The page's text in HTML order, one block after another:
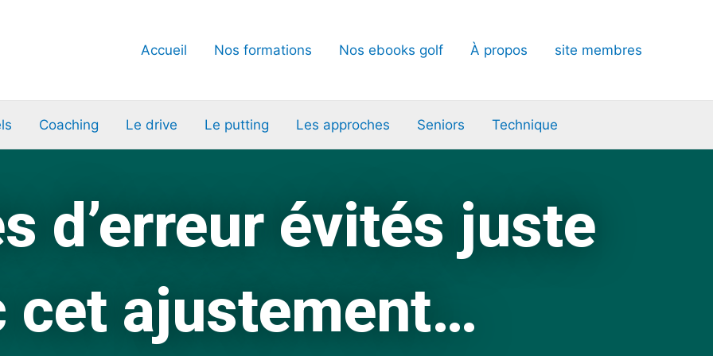
Accueil Nos formations Nos ebooks golf À propos site membres
Coaching Le drive Le putting Les approches Seniors Technique
d’erreur évités juste
cet ajustement…